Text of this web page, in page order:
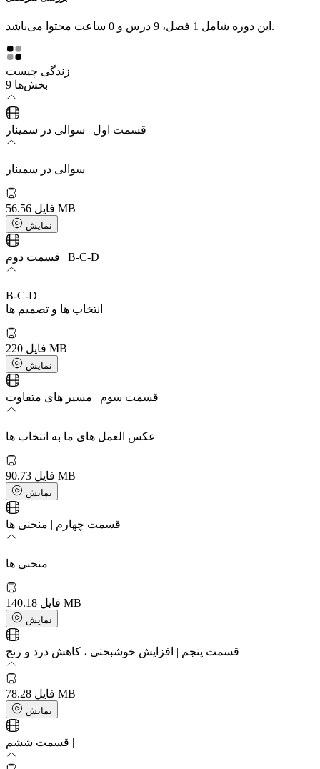
این دوره شامل 1 فصل، 9 درس و 0 ساعت محتوا می‌باشد.
زندگی چیست
9 بخش‌ها
قسمت اول | سوالی در سمینار
سوالی در سمینار
فایل 56.56 MB
نمایش
قسمت دوم | B-C-D
B-C-D
انتخاب ها و تصمیم ها
فایل 220 MB
نمایش
قسمت سوم | مسیر های متفاوت
عکس العمل های ما به انتخاب ها
فایل 90.73 MB
نمایش
قسمت چهارم | منحنی ها
منحنی ها
فایل 140.18 MB
نمایش
قسمت پنجم | افزایش خوشبختی ، کاهش درد و رنج
فایل 78.28 MB
نمایش
قسمت ششم |